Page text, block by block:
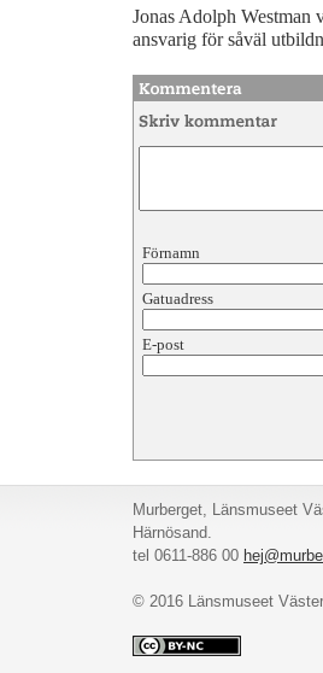
Jonas Adolph Westman
ansvarig för såväl
Förnamn
Gatuadress
E-post
Murberget, Länsmuseet
Härnösand.
tel 0611-886 00
© 2016 Länsmuseet